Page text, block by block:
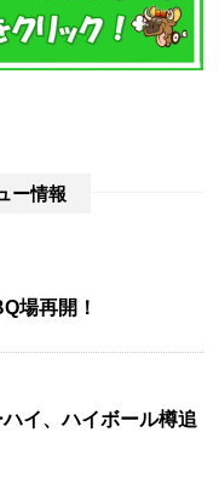
ー情報
場再開！
イ、ハイボール樽追